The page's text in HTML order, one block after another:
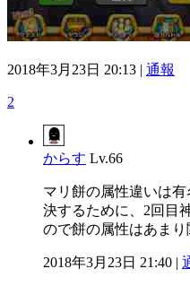
2018年3月23日 20:13 | 通報
2
からす Lv.66
マリ餅の属性違いは
決するために、2回目
ので餅の属性はあまり
2018年3月23日 21:40 |